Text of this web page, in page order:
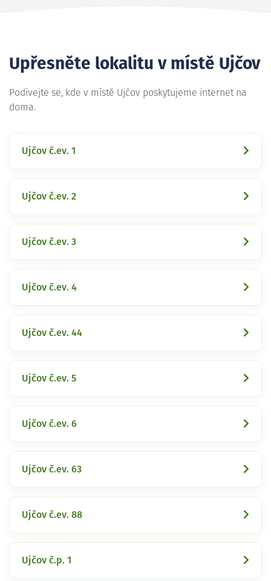
Upřesněte lokalitu v místě Ujčov
Podívejte se, kde v místě Ujčov poskytujeme internet na
doma.
Ujčov č.ev. 1
Ujčov č.ev. 2
Ujčov č.ev. 3
Ujčov č.ev. 4
Ujčov č.ev. 44
Ujčov č.ev. 5
Ujčov č.ev. 6
Ujčov č.ev. 63
Ujčov č.ev. 88
Ujčov č.p. 1